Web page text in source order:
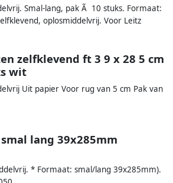
Smal-lang, pak Ã 10 stuks. Formaat:
oplosmiddelvrij. Voor Leitz
zelfklevend ft 3 9 x 28 5 cm
wit
Uit papier Voor rug van 5 cm Pak van
lang 39x285mm
* Formaat: smal/lang 39x285mm).